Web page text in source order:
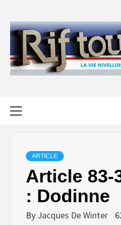
content
ARTICLE
Article 83-
: Dodinne
By Jacques De Winter